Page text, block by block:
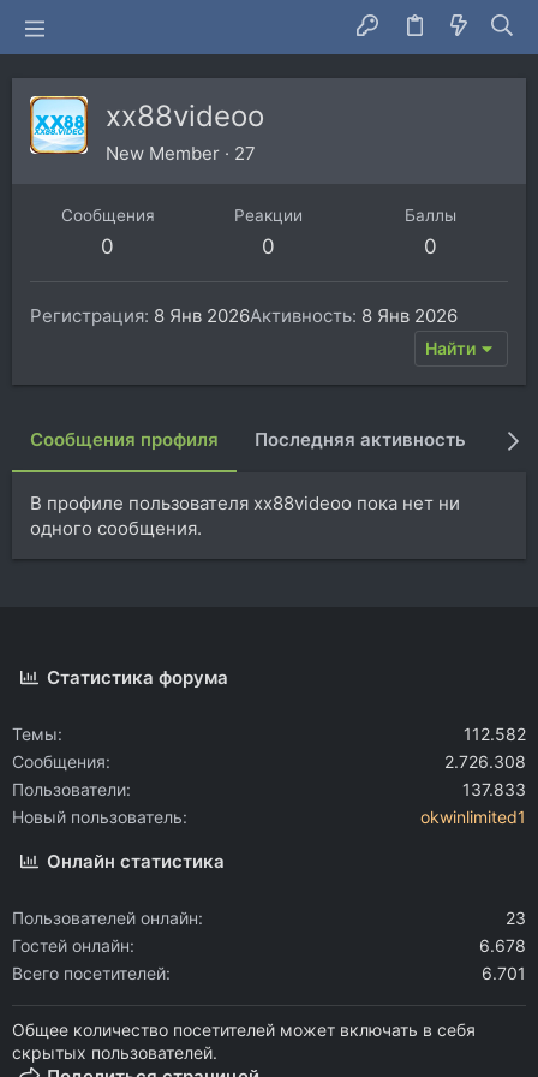
xx88videoo
New Member · 27
Сообщения
0
Реакции
0
Баллы
0
Регистрация 8 Янв 2026Активность 8 Янв 2026
Найти
Сообщения профиля Последняя активность
В профиле пользователя xx88videoo пока нет ни
одного сообщения.
Статистика форума
Темы
112.582
Сообщения
2.726.308
Пользователи
137.833
Новый пользователь
okwinlimited1
Онлайн статистика
Пользователей онлайн
23
Гостей онлайн
6.678
Всего посетителей
6.701
Общее количество посетителей может включать в себя
скрытых пользователей.